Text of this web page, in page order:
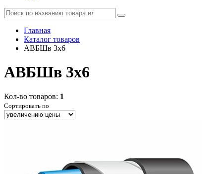
Главная
Каталог товаров
АВБШв 3x6
АВБШв 3x6
Кол-во товаров: 1
Сортировать по